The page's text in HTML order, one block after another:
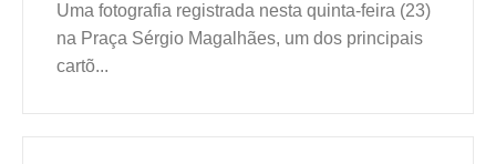
Uma fotografia registrada nesta quinta-feira (23)
na Praça Sérgio Magalhães, um dos principais
cartõ...